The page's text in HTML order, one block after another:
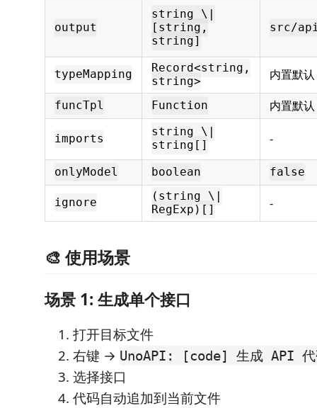
output
string \|
[string,
string]
src/
typeMapping
Record<string,
string>
内置默认
funcTpl Function 内置默认
imports
string \|
string[]
-
onlyModel boolean false
ignore
(string \|
RegExp)[]
-
🎨 使用场景
场景 1: 生成单个接口
打开目标文件
右键 → UnoAPI: [code] 生成 API 代
选择接口
代码自动追加到当前文件